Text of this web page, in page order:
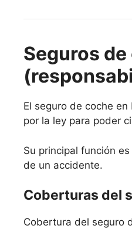
Seguros
El seguro de coche
por la ley para poder
Su principal función
de un accidente.
Coberturas del
Cobertura del seguro